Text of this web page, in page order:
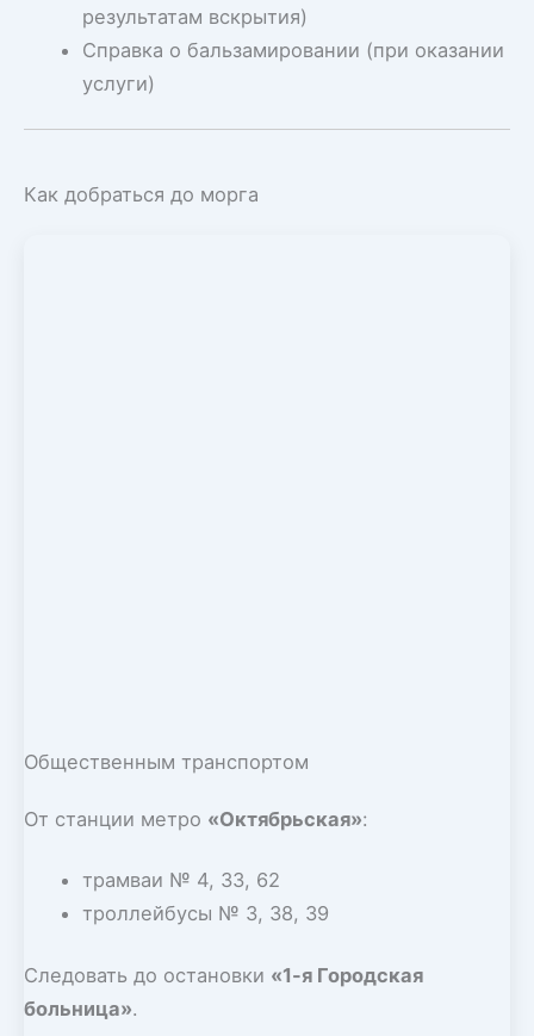
результатам вскрытия)
Справка о бальзамировании (при оказании
услуги)
Как добраться до морга
Общественным транспортом
От станции метро «Октябрьская»:
трамваи № 4, 33, 62
троллейбусы № 3, 38, 39
Следовать до остановки «1-я Городская
больница».